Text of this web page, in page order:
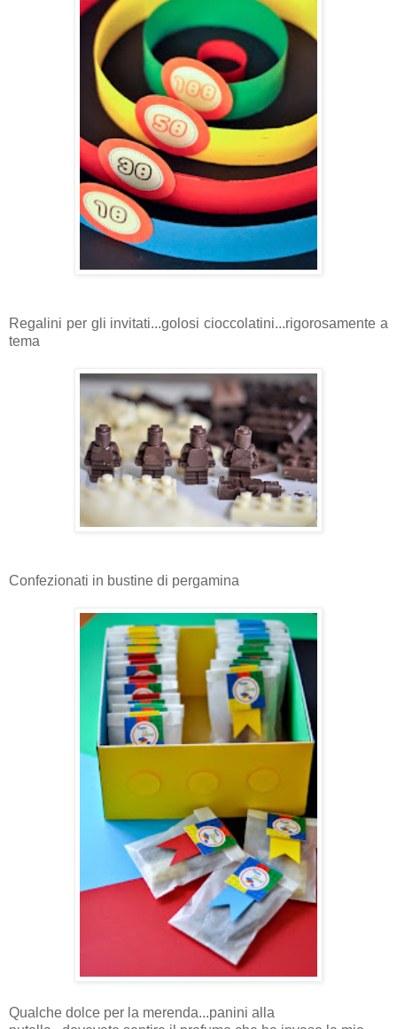
Regalini per gli invitati...golosi cioccolatini...rigorosamente a
tema
Confezionati in bustine di pergamina
Qualche dolce per la merenda...panini alla